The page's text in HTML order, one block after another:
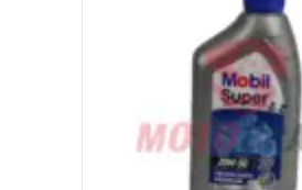
AÑADIR AL CARRITO